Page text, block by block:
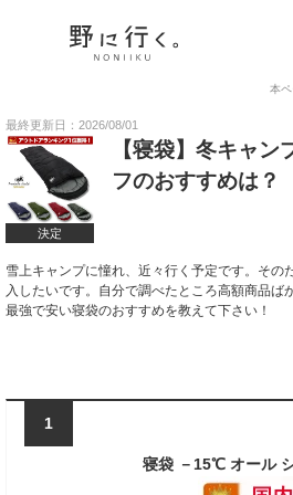
本
最終更新日：2026/08/01
決定
【寝袋】冬キャ
フのおすすめは？
雪上キャンプに憧れ、近々行く予定です。そ
入したいです。自分で調べたところ高額商品
最強で安い寝袋のおすすめを教えて下さい！
1